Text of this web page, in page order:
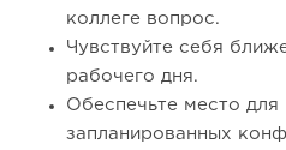
коллеге вопрос.
Чувствуйте себя
рабочего дня.
Обеспечьте место
запланированных